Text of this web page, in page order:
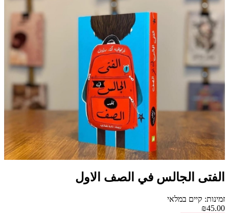
الفتى الجالس في الصف الاول
זמינות: קיים במלאי
₪45.00